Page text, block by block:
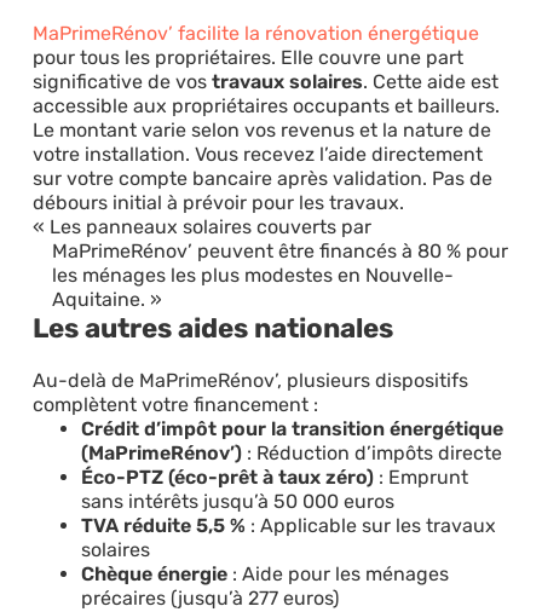
MaPrimeRénov’ facilite la rénovation énergétique
pour tous les propriétaires. Elle couvre une part
significative de vos travaux solaires. Cette aide est
accessible aux propriétaires occupants et bailleurs.
Le montant varie selon vos revenus et la nature de
votre installation. Vous recevez l’aide directement
sur votre compte bancaire après validation. Pas de
débours initial à prévoir pour les travaux.
Les panneaux solaires couverts par
MaPrimeRénov’ peuvent être financés à 80 % pour
les ménages les plus modestes en Nouvelle-
Aquitaine.
Les autres aides nationales
Au-delà de MaPrimeRénov’, plusieurs dispositifs
complètent votre financement :
Crédit d’impôt pour la transition énergétique
(MaPrimeRénov’): Réduction d’impôts directe
Éco-PTZ (éco-prêt à taux zéro): Emprunt
sans intérêts jusqu’à 50 000 euros
TVA réduite 5,5 % : Applicable sur les travaux
solaires
Chèque énergie: Aide pour les ménages
précaires (jusqu’à 277 euros)